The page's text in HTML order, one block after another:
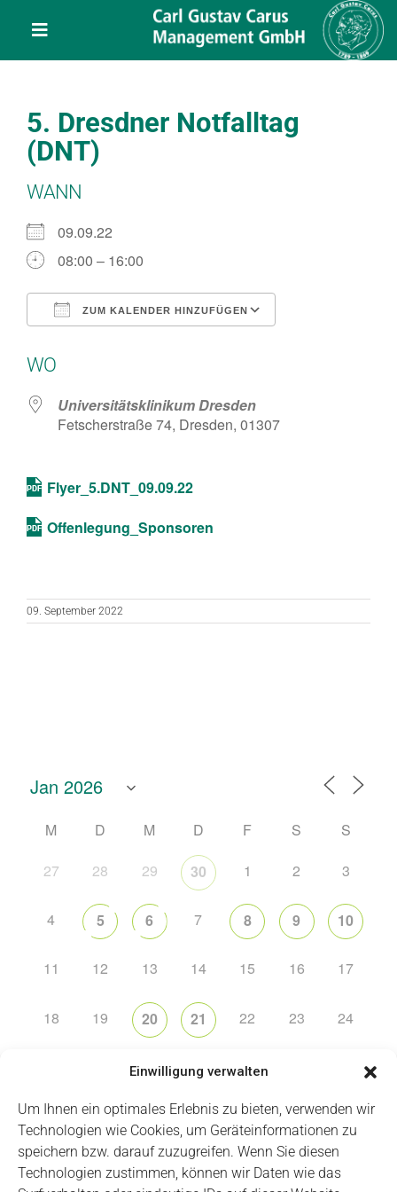
Einwilligung verwalten
Um Ihnen ein optimales Erlebnis zu bieten, verwenden wir
Technologien wie Cookies, um Geräteinformationen zu
speichern bzw. darauf zuzugreifen. Wenn Sie diesen
Technologien zustimmen, können wir Daten wie das
Toggle
Navigation
Über uns
Veranstaltungen
Projekte
Service
Kontakt
5. Dresdner Notfalltag
(DNT)
WANN
09.09.22
08:00 – 16:00
ZUM KALENDER HINZUFÜGEN
WO
Universitätsklinikum Dresden
Fetscherstraße 74, Dresden, 01307
Flyer_5.DNT_09.09.22
Offenlegung_Sponsoren
09. September 2022
M D M D F S
S
27
28 29 30 1 2 3
4 5 6 7 8 9 10
11 12 13 14 15 16 17
18 19 20 21 22 23 24
27 28 29